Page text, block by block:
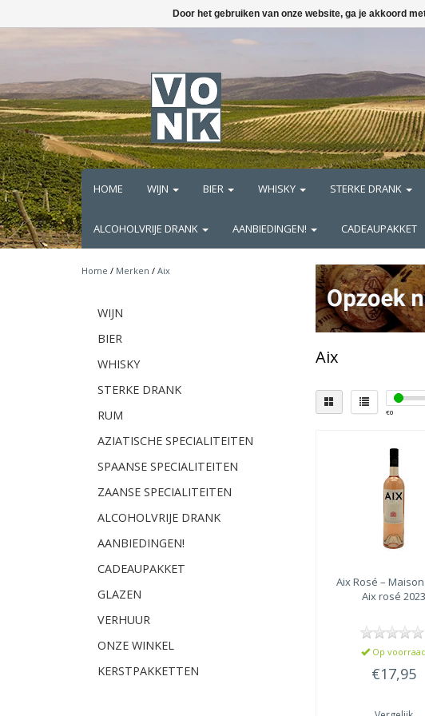
HOME WIJN BIER WHISKY STERKE DRANK
ALCOHOLVRIJE DRANK AANBIEDINGEN! CADEAUPAKKET
Home / Merken / Aix
WIJN
BIER
WHISKY
STERKE DRANK
RUM
AZIATISCHE SPECIALITEITEN
SPAANSE SPECIALITEITEN
ZAANSE SPECIALITEITEN
ALCOHOLVRIJE DRANK
AANBIEDINGEN!
CADEAUPAKKET
GLAZEN
VERHUUR
ONZE WINKEL
KERSTPAKKETTEN
Aix
€0
AixRosé –
Aix rosé 2023
Op voorraad
€17,95
Door het gebruiken van onze website, ga je akkoord